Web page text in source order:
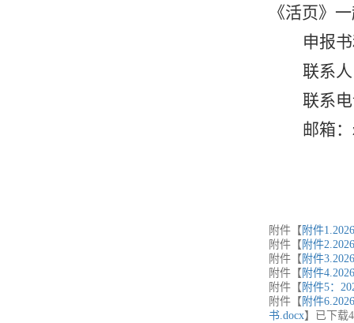
《活页》
申报
联系
联系
邮箱：
附件【 附件
附件【 附件
附件【 附件
附件【 附件
附件【 附件5：
附件【 附件
书.docx】已下载